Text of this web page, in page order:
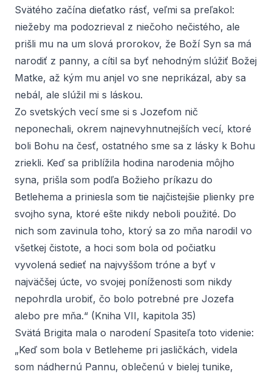
Svätého začína dieťatko rásť, veľmi sa preľakol:
niežeby ma podozrieval z niečoho nečistého, ale
prišli mu na um slová prorokov, že Boží Syn sa má
narodiť z panny, a cítil sa byť nehodným slúžiť Božej
Matke, až kým mu anjel vo sne neprikázal, aby sa
nebál, ale slúžil mi s láskou.
Zo svetských vecí sme si s Jozefom nič
neponechali, okrem najnevyhnutnejších vecí, ktoré
boli Bohu na česť, ostatného sme sa z lásky k Bohu
zriekli. Keď sa priblížila hodina narodenia môjho
syna, prišla som podľa Božieho príkazu do
Betlehema a priniesla som tie najčistejšie plienky pre
svojho syna, ktoré ešte nikdy neboli použité. Do
nich som zavinula toho, ktorý sa zo mňa narodil vo
všetkej čistote, a hoci som bola od počiatku
vyvolená sedieť na najvyššom tróne a byť v
najväčšej úcte, vo svojej poníženosti som nikdy
nepohrdla urobiť, čo bolo potrebné pre Jozefa
alebo pre mňa.“ (Kniha VII, kapitola 35)
Svätá Brigita mala o narodení Spasiteľa toto videnie:
„Keď som bola v Betleheme pri jasličkách, videla
som nádhernú Pannu, oblečenú v bielej tunike,